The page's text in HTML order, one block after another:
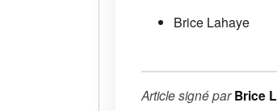
Brice Lahaye
Article signé parBrice